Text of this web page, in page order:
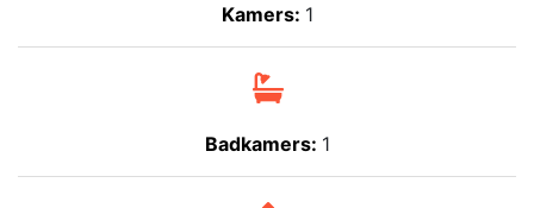
Kamers: 1
Badkamers: 1